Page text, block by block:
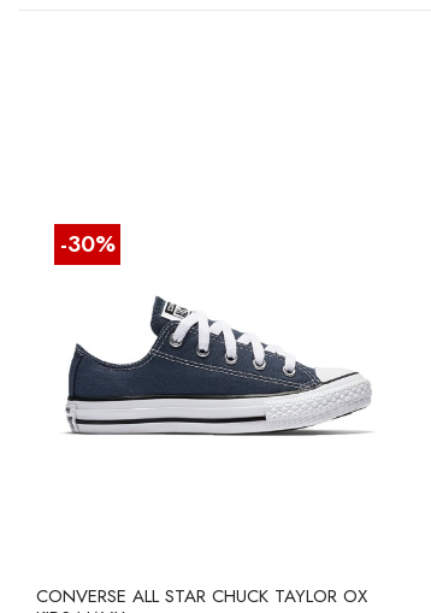
-30%
CONVERSE ALL STAR CHUCK TAYLOR OX